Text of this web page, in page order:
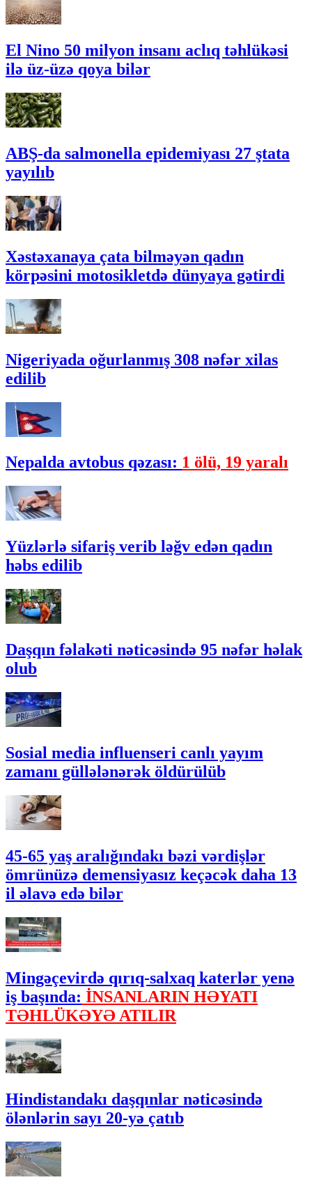
El Nino 50 milyon insanı aclıq təhlükəsi
ilə üz-üzə qoya bilər
ABŞ-da salmonella epidemiyası 27 ştata
yayılıb
Xəstəxanaya çata bilməyən qadın
körpəsini motosikletdə dünyaya gətirdi
Nigeriyada oğurlanmış 308 nəfər xilas
edilib
Nepalda avtobus qəzası: 1 ölü, 19 yaralı
Yüzlərlə sifariş verib ləğv edən qadın
həbs edilib
Daşqın fəlakəti nəticəsində 95 nəfər həlak
olub
Sosial media influenseri canlı yayım
zamanı güllələnərək öldürülüb
45-65 yaş aralığındakı bəzi vərdişlər
ömrünüzə demensiyasız keçəcək daha 13
il əlavə edə bilər
Mingəçevirdə qırıq-salxaq katerlər yenə
iş başında: İNSANLARIN HƏYATI
TƏHLÜKƏYƏ ATILIR
Hindistandakı daşqınlar nəticəsində
ölənlərin sayı 20-yə çatıb